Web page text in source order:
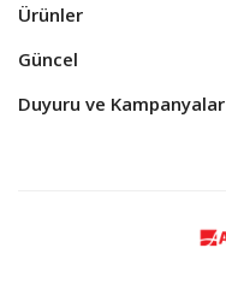
Ürünler
Güncel
Duyuru ve Kampanyalar